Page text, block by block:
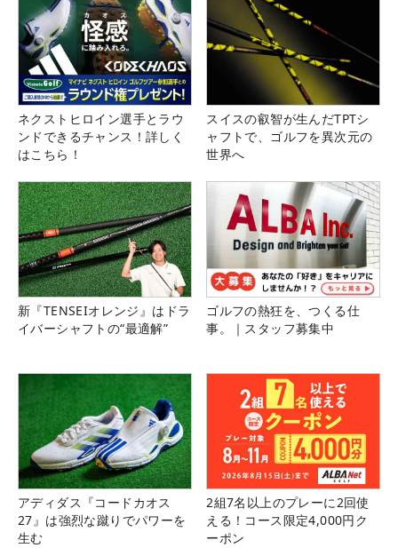
ネクストヒロイン選手とラウ
ンドできるチャンス！詳しく
はこちら！
スイスの叡智が生んだTPTシ
ャフトで、ゴルフを異次元の
世界へ
新『TENSEIオレンジ』はドラ
イバーシャフトの“最適解”
ゴルフの熱狂を、つくる仕
事。｜スタッフ募集中
アディダス『コードカオス
27』は強烈な蹴りでパワーを
生む
2組7名以上のプレーに2回使
える！コース限定4,000円ク
ーポン